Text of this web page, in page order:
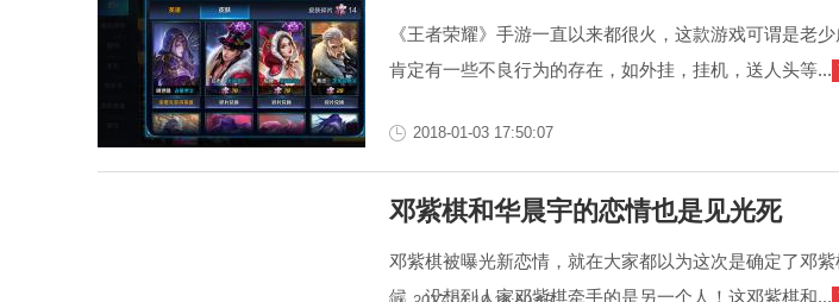
《王者荣耀》手游一直以来都很火，这款游戏可谓是老
肯定有一些不良行为的存在，如外挂，挂机，送人头等...
2018-01-03 17:50:07
邓紫棋和华晨宇的恋情也是见光死
邓紫棋被曝光新恋情，就在大家都以为这次是确定了邓
候，没想到人家邓紫棋牵手的是另一个人！这邓紫棋和...